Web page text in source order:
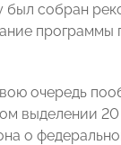
был собран
очередь
выделении
о